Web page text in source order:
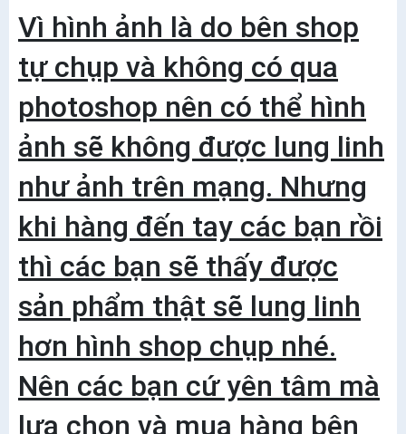
Vì hình ảnh là do bên shop
tự chụp và không có qua
photoshop nên có thể hình
ảnh sẽ không được lung linh
như ảnh trên mạng. Nhưng
khi hàng đến tay các bạn rồi
thì các bạn sẽ thấy được
sản phẩm thật sẽ lung linh
hơn hình shop chụp nhé.
Nên các bạn cứ yên tâm mà
lựa chọn và mua hàng bên